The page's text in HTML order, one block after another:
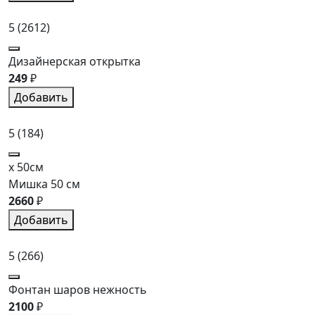
5(2612)
Дизайнерская открытка
249₽
Добавить
5(184)
x 50см
Мишка 50 см
2660₽
Добавить
5(266)
Фонтан шаров нежность
2100₽